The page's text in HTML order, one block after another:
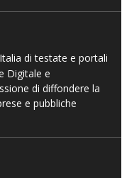
di testate e portali
Digitale e
di diffondere la
e pubbliche